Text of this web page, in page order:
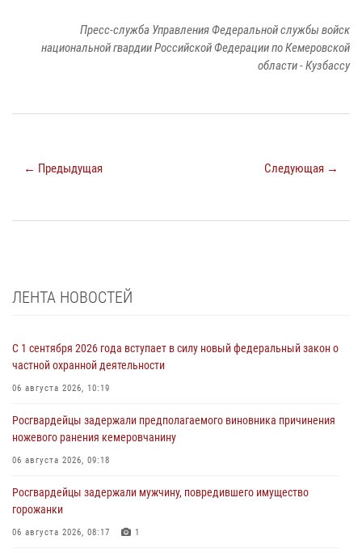
Пресс-служба Управления Федеральной службы войск
национальной гвардии Российской Федерации по Кемеровской
области - Кузбассу
← Предыдущая Следующая →
ЛЕНТА НОВОСТЕЙ
С 1 сентября 2026 года вступает в силу новый федеральный закон о
частной охранной деятельности
06 августа 2026, 10:19
Росгвардейцы задержали предполагаемого виновника причинения
ножевого ранения кемеровчанину
06 августа 2026, 09:18
Росгвардейцы задержали мужчину, повредившего имущество
горожанки
06 августа 2026, 08:17 1